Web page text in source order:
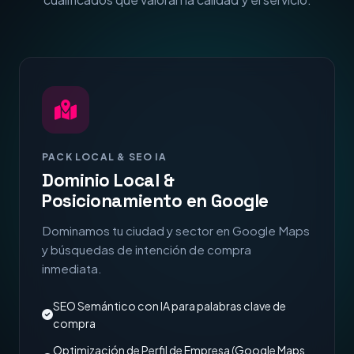
PACK LOCAL & SEO IA
Dominio Local &
Posicionamiento en Google
Dominamos tu ciudad y sector en Google Maps
y búsquedas de intención de compra
inmediata.
SEO Semántico con IA para palabras clave de
compra
Optimización de Perfil de Empresa (Google Maps